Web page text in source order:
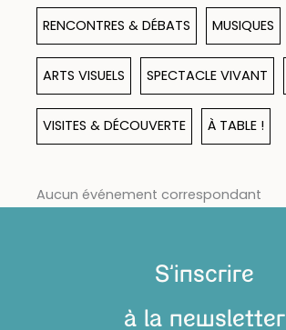
RENCONTRES & DÉBATS MUSIQUES
ARTS VISUELS SPECTACLE VIVANT
VISITES & DÉCOUVERTE À TABLE !
Aucun événement correspondant
S'inscrire
à la newsletter